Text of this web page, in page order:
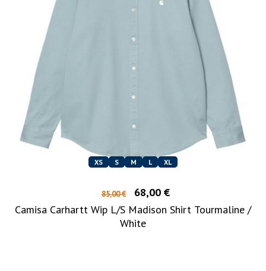
XS S M L XL
85,00 €
68,00 €
Camisa Carhartt Wip L/S Madison Shirt Tourmaline /
White